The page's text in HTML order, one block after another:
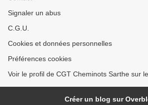
Signaler un abus
C.G.U.
Cookies et données personnelles
Préférences cookies
Voir le profil de CGT Cheminots Sarthe sur
Créer un blog sur